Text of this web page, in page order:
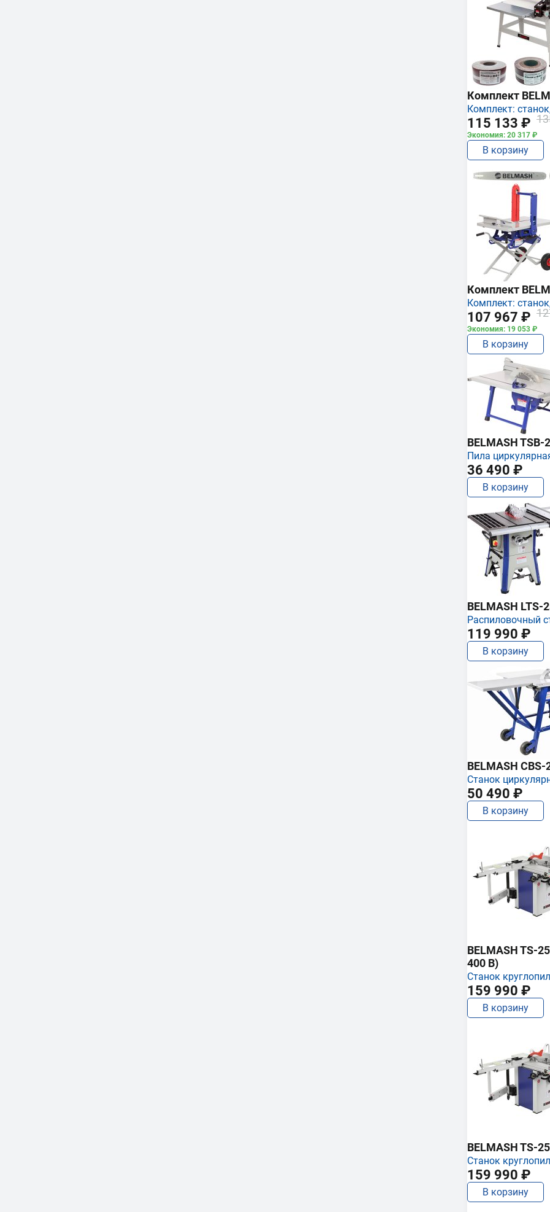
Комплект
Комплект:
115 133 ₽
Экономия: 20 317 ₽
В корзину
Комплект
Комплект:
107 967 ₽
Экономия: 19 053 ₽
В корзину
BELMASH TSB-
Пила
36 490 ₽
В корзину
BELMASH LTS-
Распиловочный
119 990 ₽
В корзину
BELMASH CBS-
Станок
50 490 ₽
В корзину
BELMASH TS-
400 В)
Станок
159 990 ₽
В корзину
BELMASH TS-
Станок
159 990 ₽
В корзину